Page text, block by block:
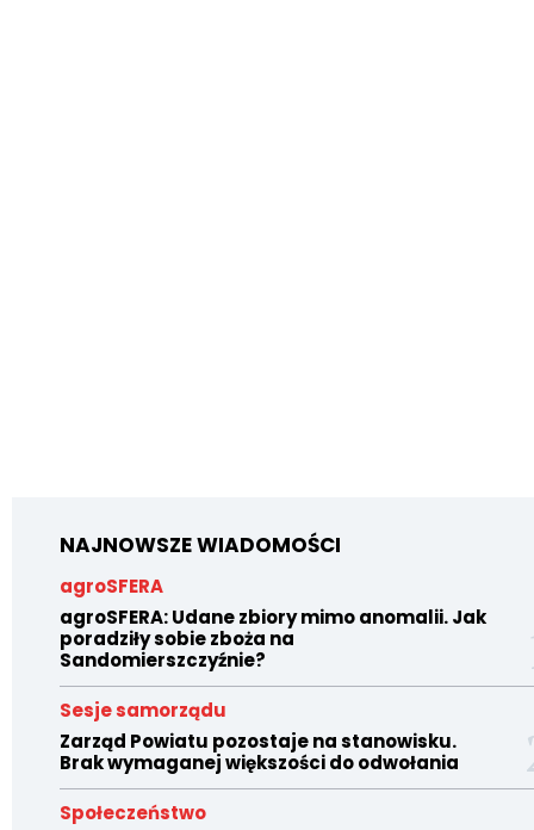
NAJNOWSZE WIADOMOŚCI
agroSFERA
agroSFERA: Udane zbiory mimo anomalii. Jak
poradziły sobie zboża na
Sandomierszczyźnie?
Sesje samorządu
Zarząd Powiatu pozostaje na stanowisku.
Brak wymaganej większości do odwołania
Społeczeństwo